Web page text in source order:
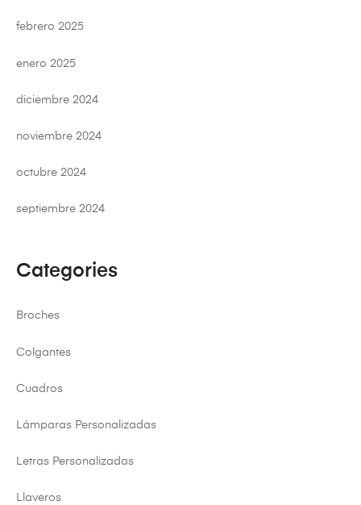
febrero 2025
enero 2025
diciembre 2024
noviembre 2024
octubre 2024
septiembre 2024
Categories
Broches
Colgantes
Cuadros
Lámparas Personalizadas
Letras Personalizadas
Llaveros